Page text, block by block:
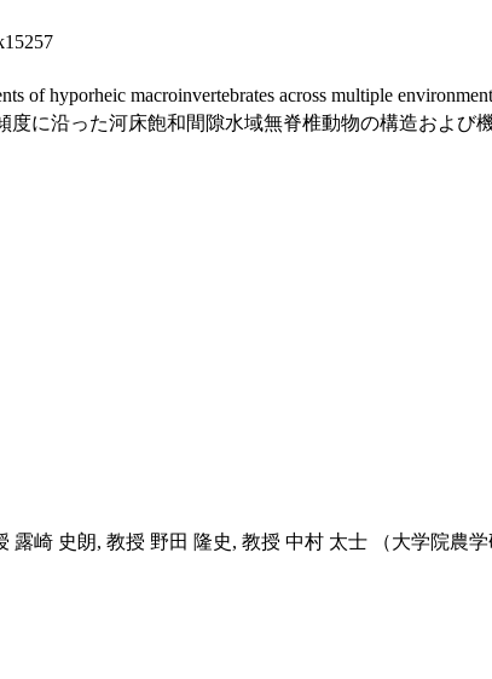
of hyporheic macroinvertebrates across multiple
度に沿った河床飽和間隙水域無脊椎動物の構造および
露崎 史朗, 教授 野田 隆史, 教授 中村 太士 （大学院農学